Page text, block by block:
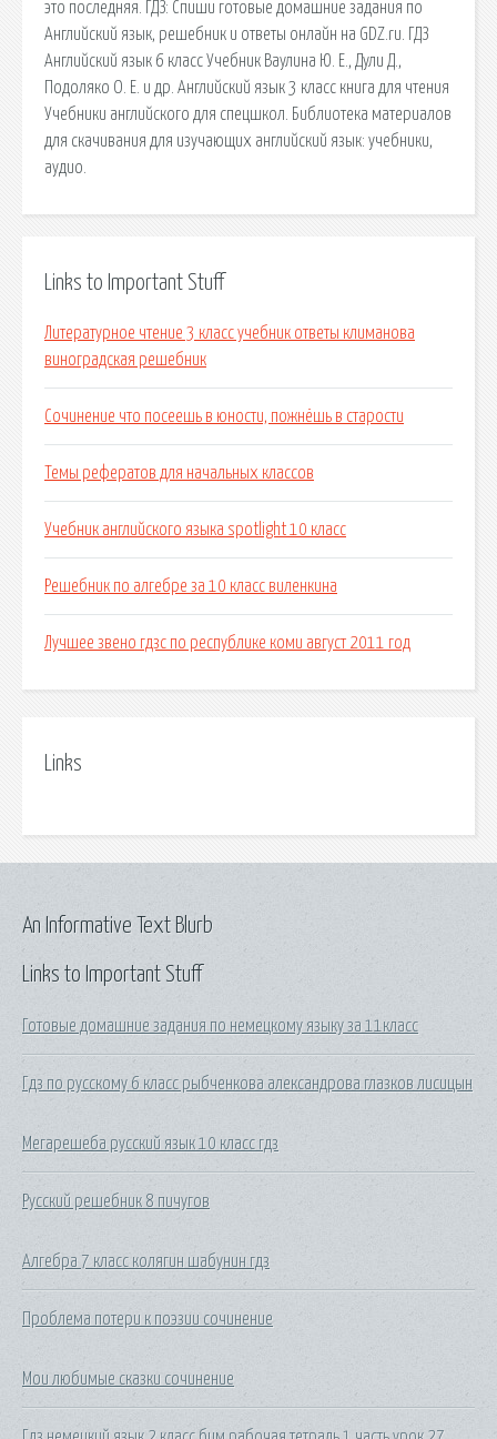
это последняя. ГДЗ: Спиши готовые домашние задания по
Английский язык, решебник и ответы онлайн на GDZ.ru. ГДЗ
Английский язык 6 класс Учебник Ваулина Ю. Е., Дули Д.,
Подоляко О. Е. и др. Английский язык 3 класс книга для чтения
Учебники английского для спецшкол. Библиотека материалов
для скачивания для изучающих английский язык: учебники,
аудио.
Links to Important Stuff
Литературное чтение 3 класс учебник ответы климанова
виноградская решебник
Сочинение что посеешь в юности, пожнёшь в старости
Темы рефератов для начальных классов
Учебник английского языка spotlight 10 класс
Решебник по алгебре за 10 класс виленкина
Лучшее звено гдзс по республике коми август 2011 год
Links
Links to Important Stuff
Готовые домашние задания по немецкому языку за 11класс
Гдз по русскому 6 класс рыбченкова александрова глазков лисицын
Мегарешеба русский язык 10 класс гдз
Русский решебник 8 пичугов
Алгебра 7 класс колягин шабунин гдз
Проблема потери к поэзии сочинение
Мои любимые сказки сочинение
An Informative Text Blurb